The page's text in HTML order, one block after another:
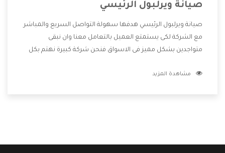
صيانة ويرلبول الرئيسي
صيانة ويرلبول الرئيسي هدفها سهولة التواصل السريع والمباشر
مع الشركة لكى يستمتع العميل بالتعامل معنا وان نبقى
متواجدين بشكل مميز فى الاسواق فنحن شركة كبيرة نهتم بكل
الشركة بها والتى تكون منها خدمة الصيانة التى تكون من أهم
مشاهدة المزيد